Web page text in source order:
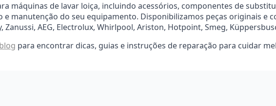
máquinas de lavar loiça, incluindo acessórios, componentes de
e manutenção do seu equipamento. Disponibilizamos peças originais
Zanussi, AEG, Electrolux, Whirlpool, Ariston, Hotpoint, Smeg,
para encontrar dicas, guias e instruções de reparação para cuidar